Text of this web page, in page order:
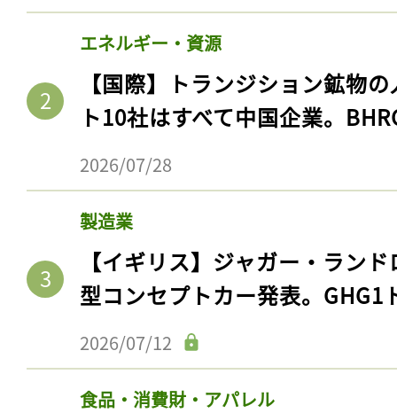
エネルギー・資源
【国際】トランジション鉱物
ト10社はすべて中国企業。
2026/07/28
製造業
【イギリス】ジャガー・ラン
型コンセプトカー発表。GHG1
2026/07/12
食品・消費財・アパレル